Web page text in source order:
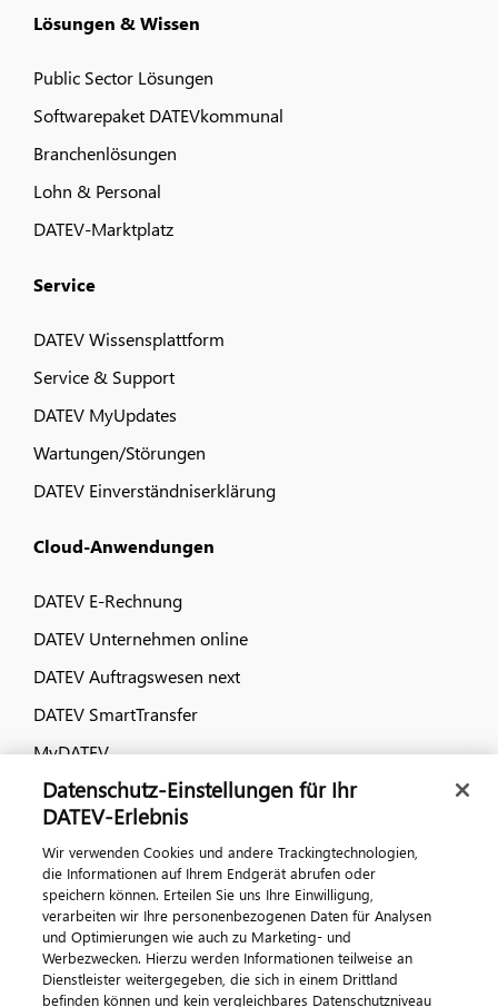
Lösungen & Wissen
Public Sector Lösungen
Softwarepaket DATEVkommunal
Branchenlösungen
Lohn & Personal
DATEV-Marktplatz
Service
DATEV Wissensplattform
Service & Support
DATEV MyUpdates
Wartungen/Störungen
DATEV Einverständniserklärung
Cloud-Anwendungen
DATEV E-Rechnung
DATEV Unternehmen online
DATEV Auftragswesen next
DATEV SmartTransfer
MyDATEV
Dialog & Medien
Veranstaltungen
DATEV magazin
DATEV-Community
DATEV-Newsletter
Datenschutz-Einstellungen für Ihr
DATEV-Erlebnis
Wir verwenden Cookies und andere Trackingtechnologien,
die Informationen auf Ihrem Endgerät abrufen oder
speichern können. Erteilen Sie uns Ihre Einwilligung,
verarbeiten wir Ihre personenbezogenen Daten für Analysen
und Optimierungen wie auch zu Marketing- und
Werbezwecken. Hierzu werden Informationen teilweise an
Dienstleister weitergegeben, die sich in einem Drittland
befinden können und kein vergleichbares Datenschutzniveau